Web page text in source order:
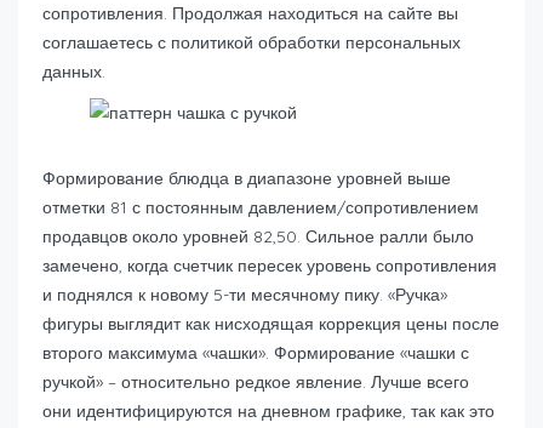
сопротивления. Продолжая находиться на сайте вы
соглашаетесь с политикой обработки персональных
данных.
Формирование блюдца в диапазоне уровней выше
отметки 81 с постоянным давлением/сопротивлением
продавцов около уровней 82,50. Сильное ралли было
замечено, когда счетчик пересек уровень сопротивления
и поднялся к новому 5-ти месячному пику. «Ручка»
фигуры выглядит как нисходящая коррекция цены после
второго максимума «чашки». Формирование «чашки с
ручкой» – относительно редкое явление. Лучше всего
они идентифицируются на дневном графике, так как это